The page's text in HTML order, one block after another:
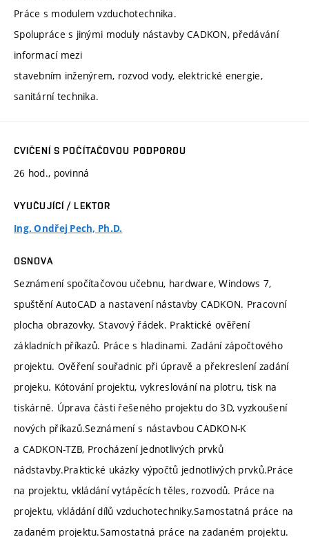
Práce s modulem vzduchotechnika.
Spolupráce s jinými moduly nástavby CADKON, předávání
informací mezi
stavebním inženýrem, rozvod vody, elektrické energie,
sanitární technika.
CVIČENÍ S POČÍTAČOVOU PODPOROU
26 hod., povinná
VYUČUJÍCÍ / LEKTOR
Ing. Ondřej Pech, Ph.D.
OSNOVA
Seznámení spočítačovou učebnu, hardware, Windows 7,
spuštění AutoCAD a nastavení nástavby CADKON. Pracovní
plocha obrazovky. Stavový řádek. Praktické ověření
základních příkazů. Práce s hladinami. Zadání zápočtového
projektu. Ověření souřadnic při úpravě a překreslení zadání
projeku. Kótování projektu, vykreslování na plotru, tisk na
tiskárně. Úprava části řešeného projektu do 3D, vyzkoušení
nových příkazů.Seznámení s nástavbou CADKON-K
a CADKON-TZB, Procházení jednotlivých prvků
nádstavby.Praktické ukázky výpočtů jednotlivých prvků.Práce
na projektu, vkládání vytápěcích těles, rozvodů. Práce na
projektu, vkládání dílů vzduchotechniky.Samostatná práce na
zadaném projektu.Samostatná práce na zadaném projektu.